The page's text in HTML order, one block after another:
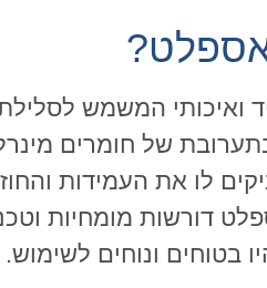
ואיכותי המשמש לסלילת
של חומרים
לו את העמידות
דורשות מומחיות
בטוחים ונוחים לשימוש.